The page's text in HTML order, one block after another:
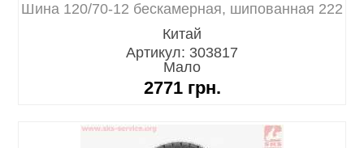
Шина 120/70-12 бескамерная, шипованная 222
Китай
Артикул: 303817
Мало
2771 грн.